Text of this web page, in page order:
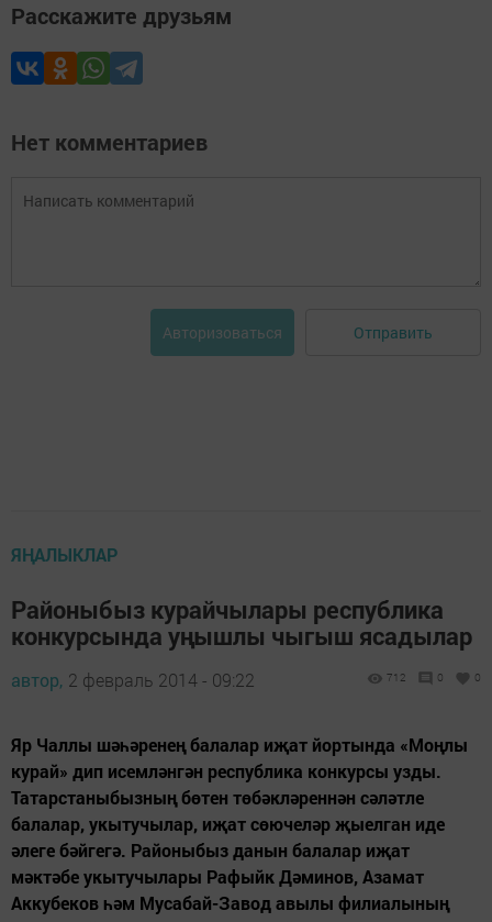
Расскажите друзьям
Нет комментариев
Авторизоваться Отправить
ЯҢАЛЫКЛАР
Районыбыз курайчылары республика
конкурсында уңышлы чыгыш ясадылар
автор, 2 февраль 2014 - 09:22 712 0 0
Яр Чаллы шәһәренең балалар иҗат йортында «Моңлы
курай» дип исемләнгән республика конкурсы узды.
Татарстаныбызның бөтен төбәкләреннән сәләтле
балалар, укытучылар, иҗат сөючеләр җыелган иде
әлеге бәйгегә. Районыбыз данын балалар иҗат
мәктәбе укытучылары Рафыйк Дәминов, Азамат
Аккубеков һәм Мусабай-Завод авылы филиалының